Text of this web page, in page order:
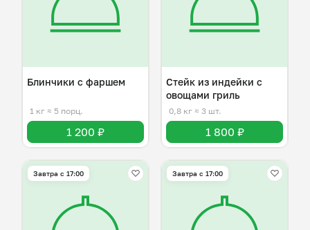
Блинчики с фаршем
1 кг ≈ 5 порц.
1 200 ₽
Стейк из индейки с
овощами гриль
0,8 кг ≈ 3 шт.
1 800 ₽
Завтра c 17:00 Завтра c 17:00